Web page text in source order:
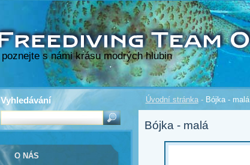
poznejte s námi krásu modrých hlubin
Úvodní stránka - Bójka - malá
Bójka - malá
O NÁS
Vyhledávání